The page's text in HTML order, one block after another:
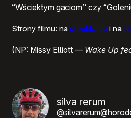
“Wściekłym gaciom” czy
Strony filmu: na stopklatce i na
(NP: Missy Elliott — Wake Up
silva rerum